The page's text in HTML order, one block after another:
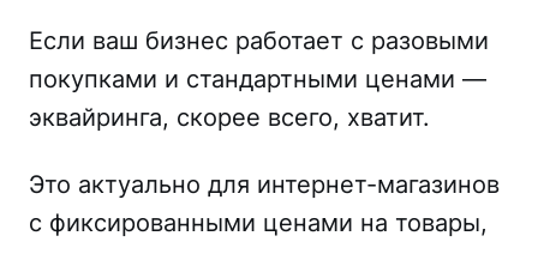
Если ваш бизнес работает с разовыми
покупками и стандартными ценами —
эквайринга, скорее всего, хватит.
Это актуально для интернет-магазинов
с фиксированными ценами на товары,